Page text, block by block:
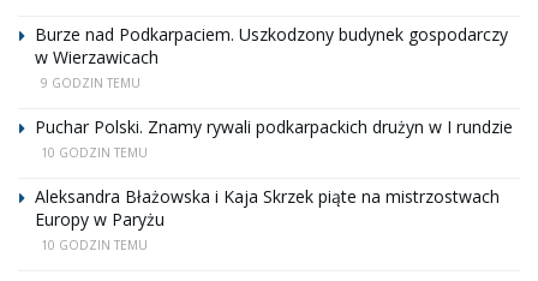
Burze nad Podkarpaciem. Uszkodzony budynek gospodarczy
w Wierzawicach
9 GODZIN TEMU
Puchar Polski. Znamy rywali podkarpackich drużyn w I rundzie
10 GODZIN TEMU
Aleksandra Błażowska i Kaja Skrzek piąte na mistrzostwach
Europy w Paryżu
10 GODZIN TEMU